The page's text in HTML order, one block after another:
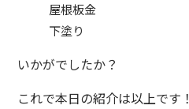
屋根板金
下塗り
いかがでしたか？
これで本日の紹介は以上です！